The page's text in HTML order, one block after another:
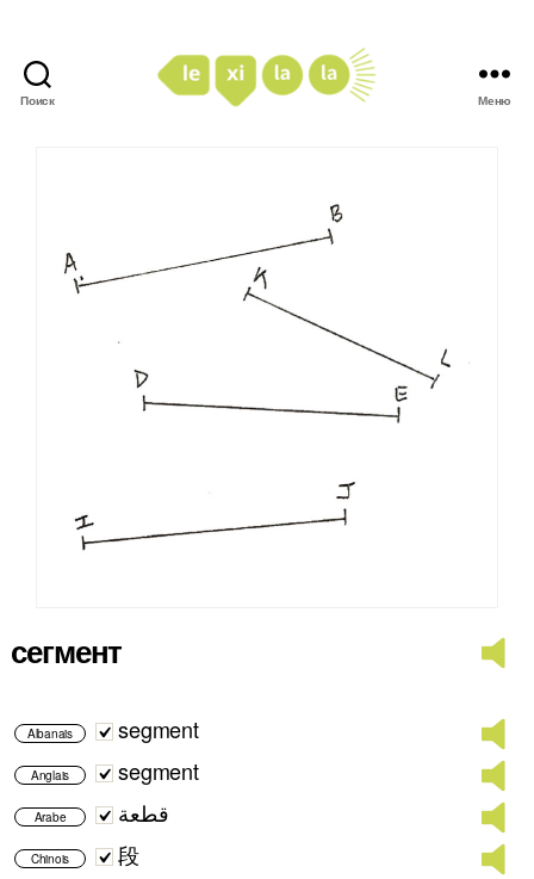
Поиск Меню
сегмент
Albanais segment
Anglais segment
Arabe قطعة
Chinois 段